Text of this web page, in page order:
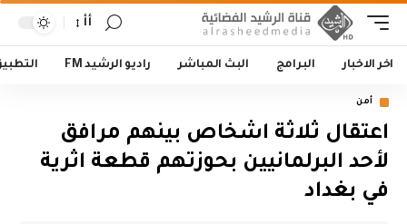
أأ
اخر الاخبار البرامج البث المباشر راديو الرشيد FM
أمن
اعتقال ثلاثة اشخاص بينهم مرافق
لأحد البرلمانيين بحوزتهم قطعة اثرية
في بغداد